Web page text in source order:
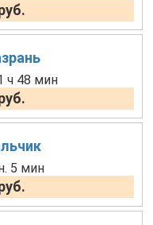
ч 48 мин
5 мин